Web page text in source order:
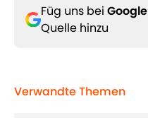
Füg uns bei Google
Quelle hinzu
Verwandte Themen